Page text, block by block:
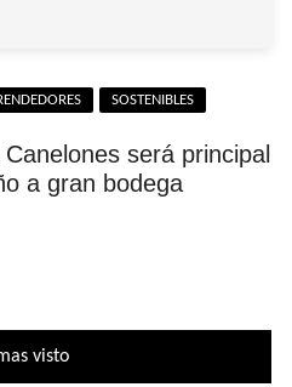
SOSTENIBLES
será principal
a gran bodega
visto